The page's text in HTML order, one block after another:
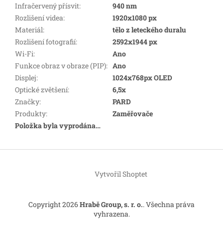
Infračervený přísvit:
940 nm
Rozlišení videa:
1920x1080 px
Materiál:
tělo z leteckého duralu
Rozlišení fotografií:
2592x1944 px
Wi-Fi:
Ano
Funkce obraz v obraze (PIP): Ano
Displej:
1024x768px OLED
Optické zvětšení:
6,5x
Značky:
PARD
Produkty:
Zaměřovače
Položka byla vyprodána…
Z
Vytvořil Shoptet
Copyright 2026Hrabě Group, s. r. o.. Všechna práva
vyhrazena.